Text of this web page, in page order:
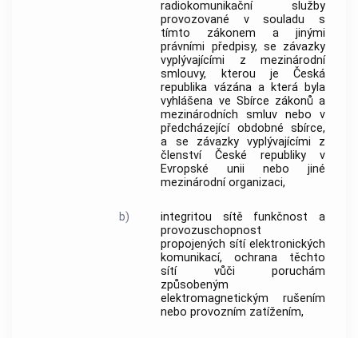
radiokomunikační služby
provozované v souladu s
tímto zákonem a jinými
právními předpisy, se závazky
vyplývajícími z mezinárodní
smlouvy, kterou je Česká
republika vázána a která byla
vyhlášena ve Sbírce zákonů a
mezinárodních smluv nebo v
předcházející obdobné sbírce,
a se závazky vyplývajícími z
členství České republiky v
Evropské unii nebo jiné
mezinárodní organizaci,
b) integritou sítě funkčnost a
provozuschopnost
propojenýchsítí elektronických
komunikací, ochrana těchto
sítí vůči poruchám
způsobeným
elektromagnetickým rušením
nebo provozním zatížením,